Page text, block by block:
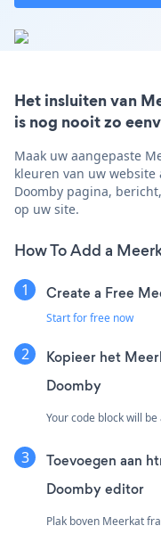
Het insluiten van
is nog nooit zo
Maak uw aangepaste
kleuren van uw website
Doomby pagina,
op uw site.
How To Add a
Create a Free
Start for free now
Kopieer het
Doomby
Your code block will
Toevoegen aan
Doomby editor
Plak boven Meerkat